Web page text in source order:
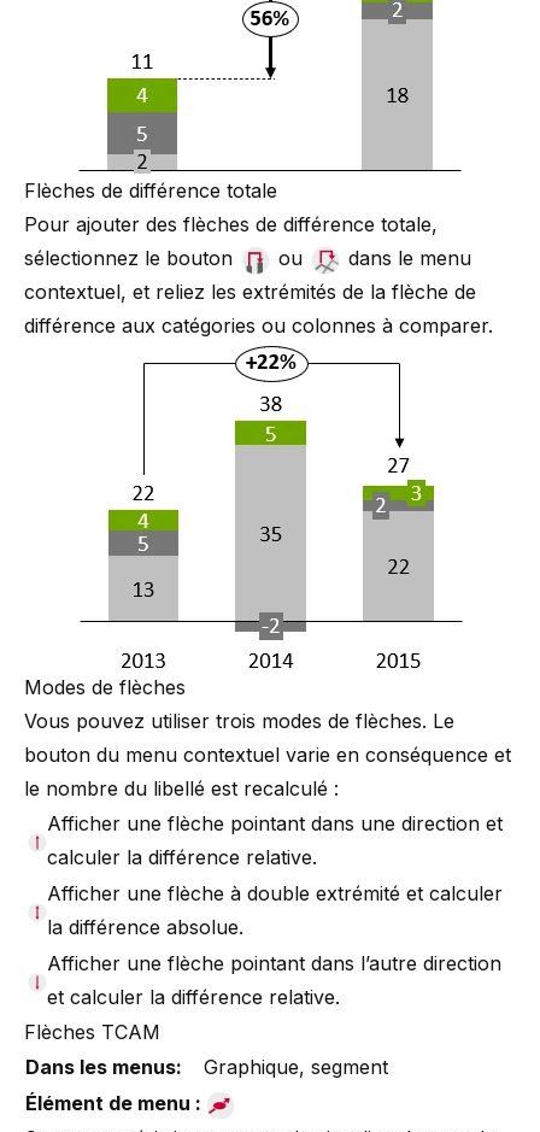
Flèches de différence totale
Pour ajouter des flèches de différence totale,
sélectionnez le bouton
ou
dans le menu
contextuel, et reliez les extrémités de la flèche de
différence aux catégories ou colonnes à comparer.
Modes de flèches
Vous pouvez utiliser trois modes de flèches. Le
bouton du menu contextuel varie en conséquence et
le nombre du libellé est recalculé :
Afficher une flèche pointant dans une direction et
calculer la différence relative.
Afficher une flèche à double extrémité et calculer
la différence absolue.
Afficher une flèche pointant dans l’autre direction
et calculer la différence relative.
Flèches TCAM
Dans les menus:
Graphique, segment
Élément de menu :